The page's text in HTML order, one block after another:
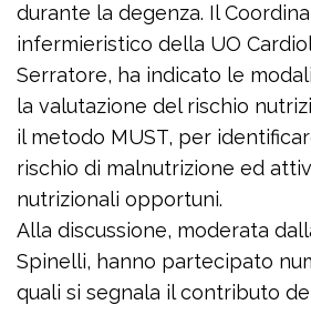
durante la degenza. Il
infermieristico della UO
Serratore, ha indicato le
la valutazione del rischio
il metodo MUST, per
rischio di malnutrizione ed
nutrizionali opportuni.
Alla discussione, moderata
Spinelli, hanno partecipato
quali si segnala il contributo